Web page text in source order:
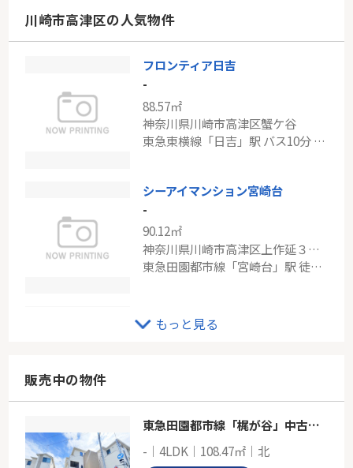
神奈川県横浜市緑区東本郷６丁目
横浜線「鴨居」駅 徒歩19分
71.38㎡
神奈川県川崎市麻生区岡上５丁目
川崎市高津区の人気物件
フロンティア日吉
-
88.57㎡
神奈川県川崎市高津区蟹ケ谷
東急東横線「日吉」駅 バス10分 「さくらが丘」 停歩4分
シーアイマンション宮崎台
-
90.12㎡
神奈川県川崎市高津区上作延３丁目
東急田園都市線「宮崎台」駅 徒歩18分
-
-
もっと見る
販売中の物件
東急田園都市線「梶が谷」中古戸建
-｜4LDK｜108.47㎡｜北